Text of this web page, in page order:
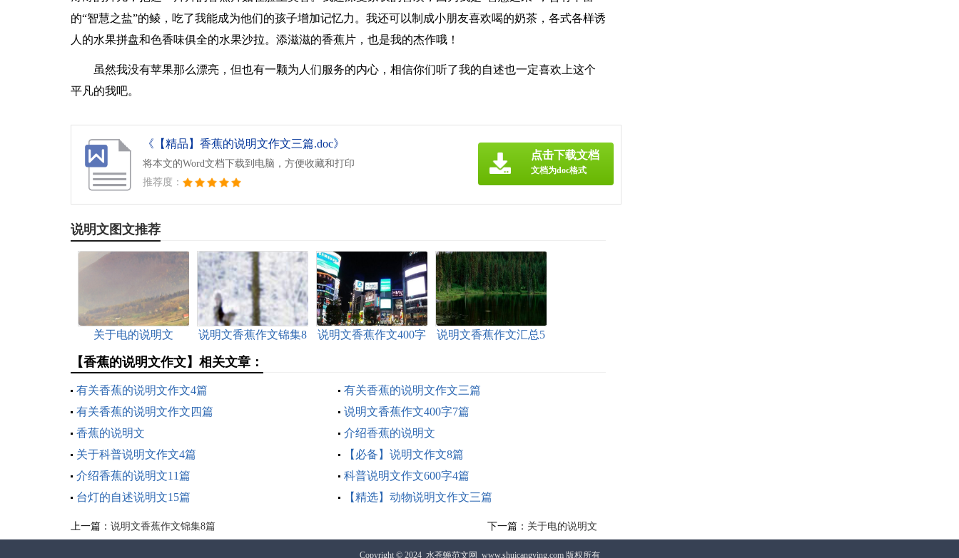
的“智慧之盐”的鲮，吃了我能成为他们的孩子增加记忆力。我还可以制成小朋友喜欢喝的奶茶，各式各样诱
人的水果拼盘和色香味俱全的水果沙拉。添滋滋的香蕉片，也是我的杰作哦！
虽然我没有苹果那么漂亮，但也有一颗为人们服务的内心，相信你们听了我的自述也一定喜欢上这个
平凡的我吧。
《【精品】香蕉的说明文作文三篇.doc》
将本文的Word文档下载到电脑，方便收藏和打印
推荐度：
点击下载文档
文档为doc格式
说明文图文推荐
关于电的说明文
说明文香蕉作文锦集8
说明文香蕉作文400字
说明文香蕉作文汇总5
【香蕉的说明文作文】相关文章：
有关香蕉的说明文作文4篇
有关香蕉的说明文作文三篇
有关香蕉的说明文作文四篇
说明文香蕉作文400字7篇
香蕉的说明文
介绍香蕉的说明文
关于科普说明文作文4篇
【必备】说明文作文8篇
介绍香蕉的说明文11篇
科普说明文作文600字4篇
台灯的自述说明文15篇
【精选】动物说明文作文三篇
上一篇： 说明文香蕉作文锦集8篇 下一篇： 关于电的说明文
Copyright © 2024 水苍蝇范文网 www.shuicangying.com 版权所有